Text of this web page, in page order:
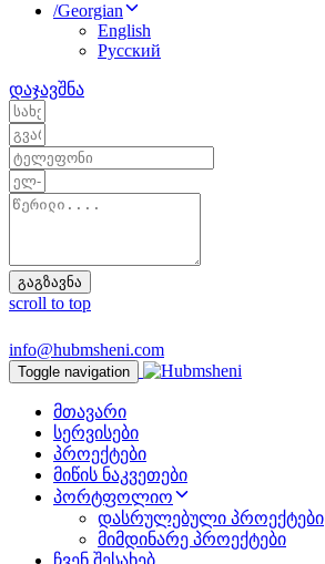
/Georgian
English
Русский
დაჯავშნა
გაგზავნა
scroll to top
info@hubmsheni.com
Toggle navigation
მთავარი
სერვისები
პროექტები
მიწის ნაკვეთები
პორტფოლიო
დასრულებული პროექტები
მიმდინარე პროექტები
ჩვენ შესახებ